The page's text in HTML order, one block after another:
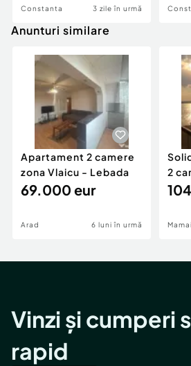
Constanta 3 zile în urmă
Anunturi similare
Apartament 2 camere
zona Vlaicu - Lebada
69.000 eur
Arad 6 luni în urmă
2
Vinzi și cumperi
rapid